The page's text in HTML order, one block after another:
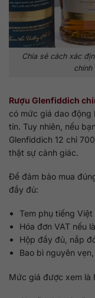
Chia sẻ cách xác
chính
Rượu Glenfiddich
có mức giá dao động
tín. Tuy nhiên, nếu
Glenfiddich 12 chỉ
thật sự cảnh giác.
Để đảm bảo mua
đầy đủ:
Tem phụ tiếng
Hóa đơn VAT nếu
Hộp đầy đủ, nắp
Bao bì nguyên
Mức giá được xem là